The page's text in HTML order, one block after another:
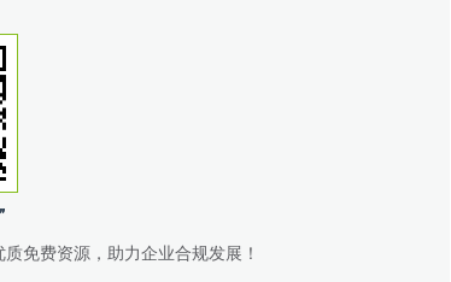
免费资源，助力企业合规发展！